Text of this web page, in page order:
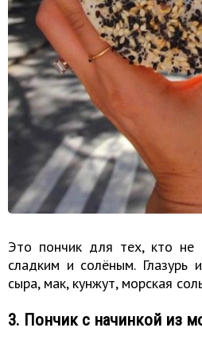
Это пончик для тех, кто
сладким и солёным. Глазурь
сыра, мак, кунжут, морская
3. Пончик с начинкой из